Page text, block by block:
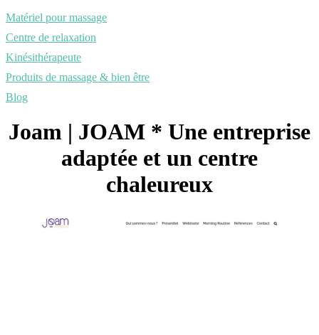
Matériel pour massage
Centre de relaxation
Kinésithérapeute
Produits de massage & bien être
Blog
Joam | JOAM * Une entreprise
adaptée et un centre
chaleureux